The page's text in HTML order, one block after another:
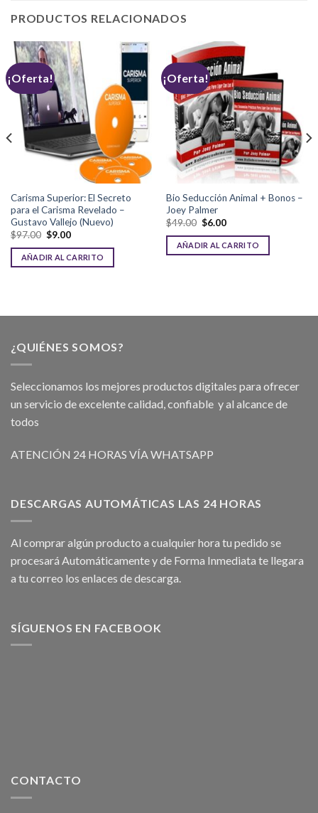
PRODUCTOS RELACIONADOS
¡Oferta!
Carisma Superior: El Secreto
para el Carisma Revelado –
Gustavo Vallejo (Nuevo)
$97.00 $9.00
AÑADIR AL CARRITO
¡Oferta!
Bio Seducción Animal + Bonos –
Joey Palmer
$49.00 $6.00
AÑADIR AL CARRITO
¿QUIÉNES SOMOS?
Seleccionamos los mejores productos digitales para ofrecer
un servicio de excelente calidad, confiable y al alcance de
todos
ATENCIÓN 24 HORAS VÍA WHATSAPP
DESCARGAS AUTOMÁTICAS LAS 24 HORAS
Al comprar algún producto a cualquier hora tu pedido se
procesará Automáticamente y de Forma Inmediata te llegara
a tu correo los enlaces de descarga.
SÍGUENOS EN FACEBOOK
CONTACTO